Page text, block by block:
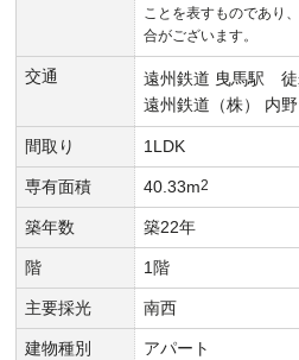
ことを表すものであり
合がございます。
交通
遠州鉄道 曳馬駅
遠州鉄道（株） 内
間取り 1LDK
専有面積 40.33m2
築年数 築22年
階 1階
主要採光 南西
建物種別 アパート